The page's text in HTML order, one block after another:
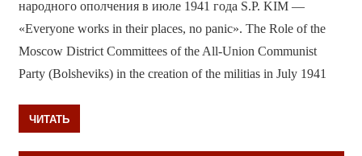
народного ополчения в июле 1941 года S.P. KIM —
«Everyone works in their places, no panic». The Role of the
Moscow District Committees of the All-Union Communist
Party (Bolsheviks) in the creation of the militias in July 1941
ЧИТАТЬ